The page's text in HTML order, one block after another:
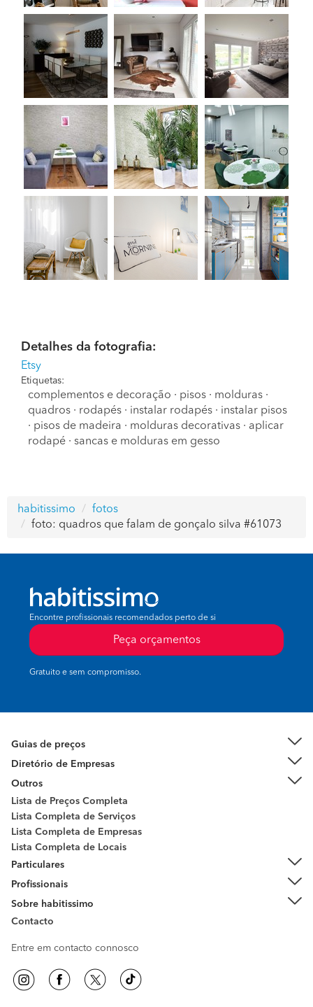
Detalhes da fotografia:
Etsy
Etiquetas:
complementos e decoração · pisos · molduras ·
quadros · rodapés · instalar rodapés · instalar pisos
· pisos de madeira · molduras decorativas · aplicar
rodapé · sancas e molduras em gesso
habitissimo
fotos
foto: quadros que falam de gonçalo silva #61073
Encontre profissionais recomendados perto de si
Peça orçamentos
Gratuito e sem compromisso.
Guias de preços
Diretório de Empresas
Outros
Lista de Preços Completa
Lista Completa de Serviços
Lista Completa de Empresas
Lista Completa de Locais
Particulares
Profissionais
Sobre habitissimo
Contacto
Entre em contacto connosco